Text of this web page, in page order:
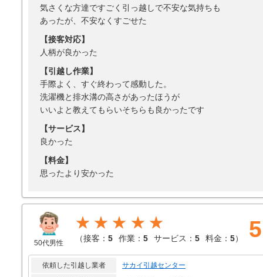
気さくな方達ですごく引っ越しで不安な気持ちも
あったが、不安なくすごせた
【接客対応】
人柄が良かった
【引越し作業】
手際よく、すぐ終わって感動した。
洗濯機と排水溝の高さがあったほうが
いいよと教えてもらいそちらも良かったです
【サービス】
良かった
【料金】
思ったより安かった
50代男性
★★★★★
（接客： 5 作業： 5 サービス： 5 料金： 5） 5
依頼した引越し業者
サカイ引越センター